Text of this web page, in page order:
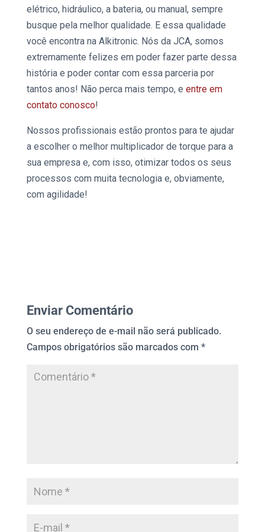
elétrico, hidráulico, a bateria, ou manual, sempre
busque pela melhor qualidade. E essa qualidade
você encontra na Alkitronic. Nós da JCA, somos
extremamente felizes em poder fazer parte dessa
história e poder contar com essa parceria por
tantos anos! Não perca mais tempo, e entre em
contato conosco!
Nossos profissionais estão prontos para te ajudar
a escolher o melhor multiplicador de torque para a
sua empresa e, com isso, otimizar todos os seus
processos com muita tecnologia e, obviamente,
com agilidade!
Enviar Comentário
O seu endereço de e-mail não será publicado.
Campos obrigatórios são marcados com *